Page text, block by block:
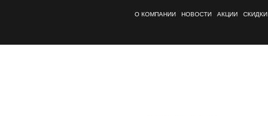
О КОМПАНИИ НОВОСТИ АКЦИИ СКИДКИ